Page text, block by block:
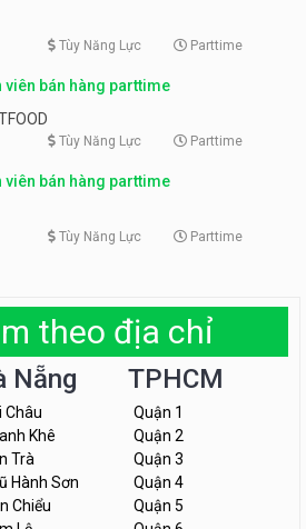
Tùy Năng Lực Parttime
viên bán hàng parttime
Tùy Năng Lực Parttime
viên bán hàng parttime
Tùy Năng Lực Parttime
theo địa chỉ
Nẵng
Châu
Khê
Trà
Hành Sơn
Chiểu
TPHCM
Quận 1
Quận 2
Quận 3
Quận 4
Quận 5